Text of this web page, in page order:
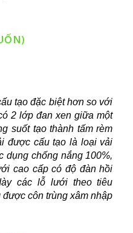
tạo đặc biệt hơn so với
2 lớp đan xen giữa một
suốt tạo thành tấm rèm
được cấu tạo là loại vải
dụng chống nắng 100%,
cao cấp có độ đàn hồi
các lỗ lưới theo tiêu
côn trùng xâm nhập